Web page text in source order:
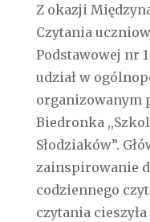
Z okazji
Czytania
Podstawowej nr
udział w
organizowanym
Biedronka
Słodziaków”.
zainspirowanie
codziennego
czytania